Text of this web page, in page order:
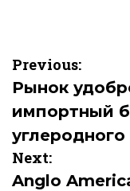
Навигация
по
записям
Previous:
Рынок
импортный
углеродного
Next:
Anglo